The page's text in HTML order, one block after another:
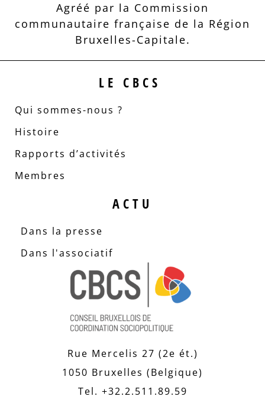
Agréé par la Commission
communautaire française de la Région
Bruxelles-Capitale.
LE CBCS
Qui sommes-nous ?
Histoire
Rapports d’activités
Membres
ACTU
Dans la presse
Dans l'associatif
Rue Mercelis 27 (2e ét.)
1050 Bruxelles (Belgique)
Tel. +32.2.511.89.59